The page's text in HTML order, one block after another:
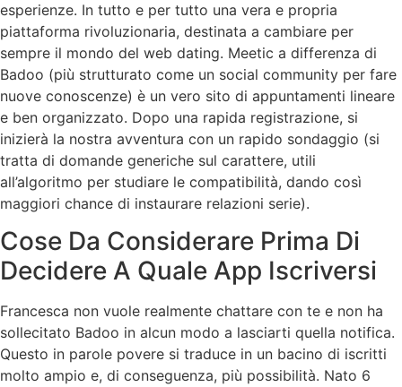
esperienze. In tutto e per tutto una vera e propria
piattaforma rivoluzionaria, destinata a cambiare per
sempre il mondo del web dating. Meetic a differenza di
Badoo (più strutturato come un social community per fare
nuove conoscenze) è un vero sito di appuntamenti lineare
e ben organizzato. Dopo una rapida registrazione, si
inizierà la nostra avventura con un rapido sondaggio (si
tratta di domande generiche sul carattere, utili
all’algoritmo per studiare le compatibilità, dando così
maggiori chance di instaurare relazioni serie).
Cose Da Considerare Prima Di
Decidere A Quale App Iscriversi
Francesca non vuole realmente chattare con te e non ha
sollecitato Badoo in alcun modo a lasciarti quella notifica.
Questo in parole povere si traduce in un bacino di iscritti
molto ampio e, di conseguenza, più possibilità. Nato 6